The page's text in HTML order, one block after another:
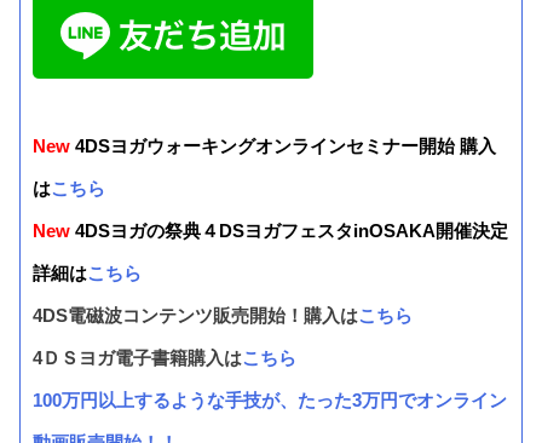
New 4DSヨガウォーキングオンラインセミナー開始 購入
はこちら
New4DSヨガの祭典４DSヨガフェスタinOSAKA開催決定
詳細はこちら
4DS電磁波コンテンツ販売開始！購入はこちら
4ＤＳヨガ電子書籍購入はこちら
100万円以上するような手技が、たった3万円でオンライン